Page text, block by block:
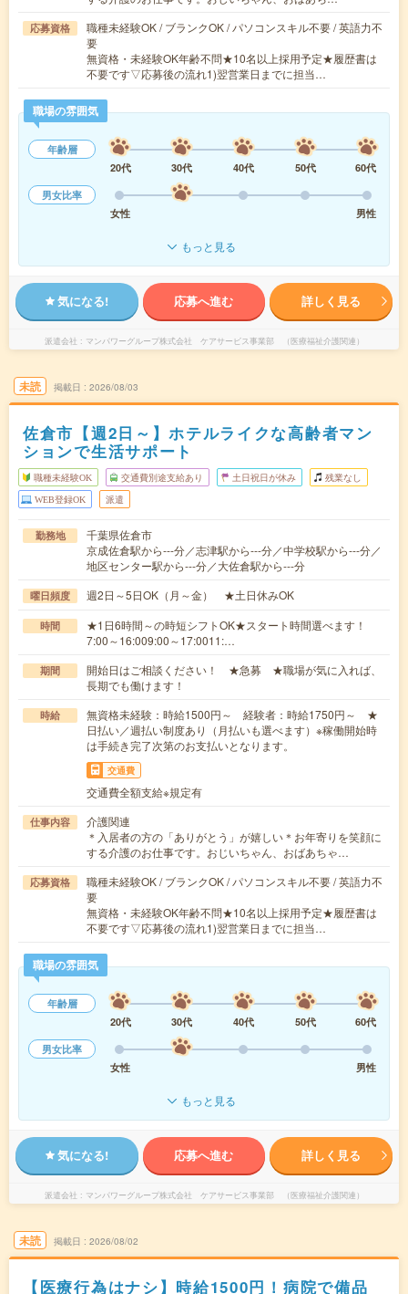
応募資格
職種未経験OK / ブランクOK / パソコンスキル不要 / 英語力不
要
無資格・未経験OK年齢不問★10名以上採用予定★履歴書は
不要です▽応募後の流れ1)翌営業日までに担当…
職場の雰囲気
年齢層
20代
30代 40代 50代
60代
男女比率
女性
男性
もっと見る
気になる! 応募へ進む 詳しく見る
派遣会社 マンパワーグループ株式会社 ケアサービス事業部 （医療福祉介護関連）
未読 掲載日 2026/08/03
佐倉市【週2日～】ホテルライクな高齢者マン
ションで生活サポート
職種未経験OK 交通費別途支給あり 土日祝日が休み 残業なし
WEB登録OK 派遣
勤務地
千葉県佐倉市
京成佐倉駅から---分／志津駅から---分／中学校駅から---分／
地区センター駅から---分／大佐倉駅から---分
曜日頻度 週2日～5日OK（月～金） ★土日休みOK
時間
★1日6時間～の時短シフトOK★スタート時間選べます！
7:00～16:009:00～17:0011:…
期間
開始日はご相談ください！ ★急募 ★職場が気に入れば、
長期でも働けます！
時給
無資格未経験：時給1500円～ 経験者：時給1750円～ ★
日払い／週払い制度あり（月払いも選べます）※稼働開始時
は手続き完了次第のお支払いとなります。
交通費
交通費全額支給※規定有
仕事内容
介護関連
＊入居者の方の「ありがとう」が嬉しい＊お年寄りを笑顔に
する介護のお仕事です。おじいちゃん、おばあちゃ…
応募資格
職種未経験OK / ブランクOK / パソコンスキル不要 / 英語力不
要
無資格・未経験OK年齢不問★10名以上採用予定★履歴書は
不要です▽応募後の流れ1)翌営業日までに担当…
職場の雰囲気
年齢層
20代
30代 40代 50代
60代
男女比率
女性
男性
もっと見る
気になる! 応募へ進む 詳しく見る
派遣会社 マンパワーグループ株式会社 ケアサービス事業部 （医療福祉介護関連）
未読 掲載日 2026/08/02
【医療行為はナシ】時給1500円！病院で備品